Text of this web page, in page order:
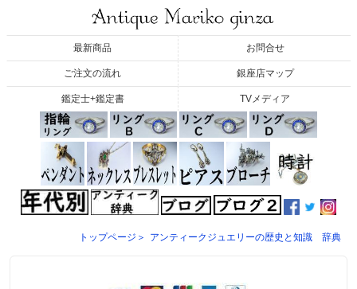
最新商品 お問合せ
ご注文の流れ 銀座店マップ
鑑定士+鑑定書 TVメディア
トップページ＞ アンティークジュエリーの歴史と知識 辞典